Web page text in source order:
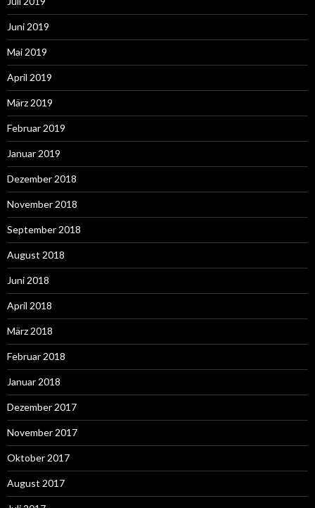
Juni 2019
Mai 2019
April 2019
März 2019
Februar 2019
Januar 2019
Dezember 2018
November 2018
September 2018
August 2018
Juni 2018
April 2018
März 2018
Februar 2018
Januar 2018
Dezember 2017
November 2017
Oktober 2017
August 2017